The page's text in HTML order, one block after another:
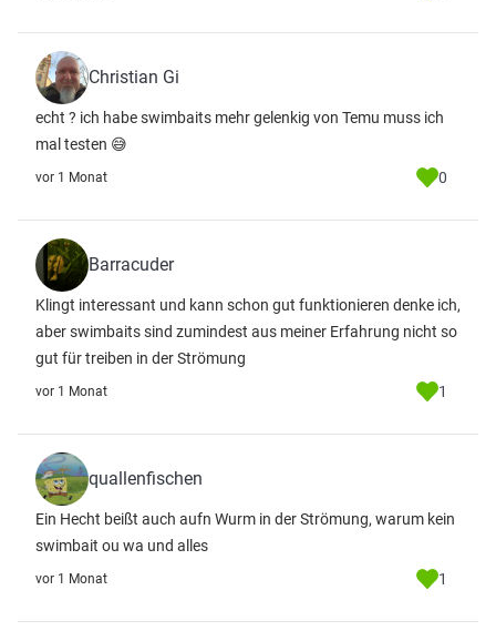
Christian Gi
echt ? ich habe swimbaits mehr gelenkig von Temu muss ich
mal testen 😅
vor 1 Monat 0
Barracuder
Klingt interessant und kann schon gut funktionieren denke ich,
aber swimbaits sind zumindest aus meiner Erfahrung nicht so
gut für treiben in der Strömung
vor 1 Monat 1
quallenfischen
Ein Hecht beißt auch aufn Wurm in der Strömung, warum kein
swimbait ou wa und alles
vor 1 Monat 1